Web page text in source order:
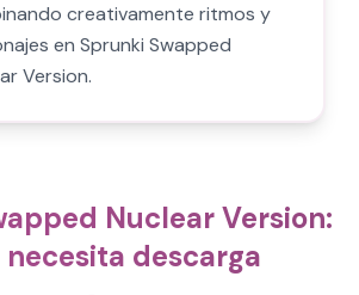
creativamente ritmos y
en Sprunki Swapped
Version.
Nuclear Version:
necesita descarga